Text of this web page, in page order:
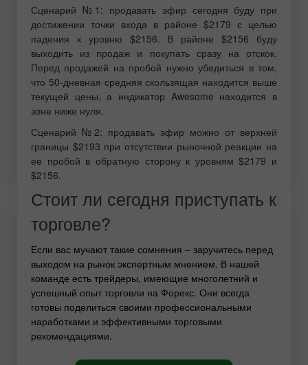
Сценарий №1: продавать эфир сегодня буду при
достижении точки входа в районе $2179 с целью
падения к уровню $2156. В районе $2156 буду
выходить из продаж и покупать сразу на отскок.
Перед продажей на пробой нужно убедиться в том,
что 50-дневная средняя скользящая находится выше
текущей цены, а индикатор Awesome находится в
зоне ниже нуля.
Сценарий №2: продавать эфир можно от верхней
границы $2193 при отсутствии рыночной реакции на
ее пробой в обратную сторону к уровням $2179 и
$2156.
Стоит ли сегодня приступать к
торговле?
Если вас мучают такие сомнения – заручитесь перед
выходом на рынок экспертным мнением. В нашей
команде есть трейдеры, имеющие многолетний и
успешный опыт торговли на Форекс. Они всегда
готовы поделиться своими профессиональными
наработками и эффективными торговыми
рекомендациями.